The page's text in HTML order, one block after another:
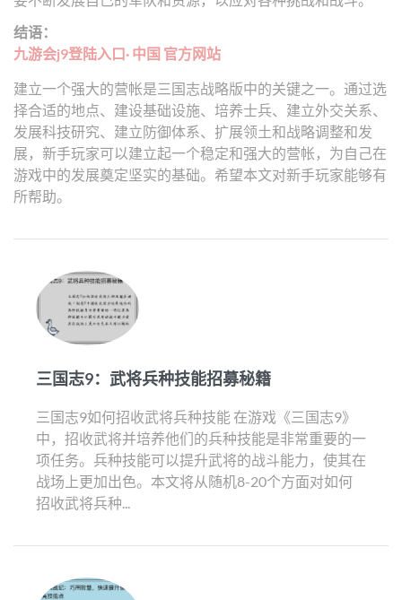
结语：
九游会j9登陆入口· 中国 官方网站
建立一个强大的营帐是三国志战略版中的关键之一。通过选
择合适的地点、建设基础设施、培养士兵、建立外交关系、
发展科技研究、建立防御体系、扩展领土和战略调整和发
展，新手玩家可以建立起一个稳定和强大的营帐，为自己在
游戏中的发展奠定坚实的基础。希望本文对新手玩家能够有
所帮助。
三国志9：武将兵种技能招募秘籍
三国志9如何招收武将兵种技能 在游戏《三国志9》
中，招收武将并培养他们的兵种技能是非常重要的一
项任务。兵种技能可以提升武将的战斗能力，使其在
战场上更加出色。本文将从随机8-20个方面对如何
招收武将兵种...